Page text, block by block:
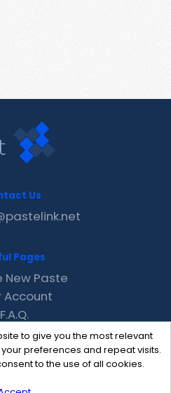
to give you the most relevant
preferences and repeat visits.
to the use of all cookies.
Us
Pages
New Paste
Account
F.A.Q.